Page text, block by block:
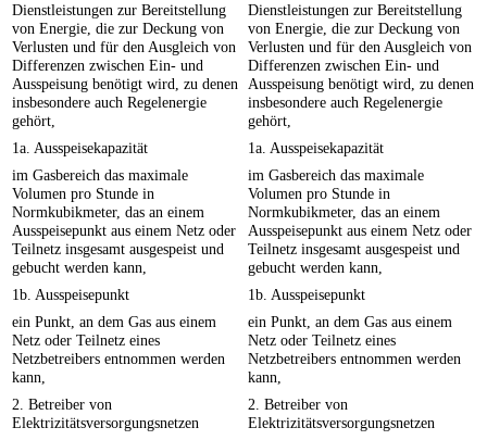
Dienstleistungen zur Bereitstellung
von Energie, die zur Deckung von
Verlusten und für den Ausgleich von
Differenzen zwischen Ein- und
Ausspeisung benötigt wird, zu denen
insbesondere auch Regelenergie
gehört,
Dienstleistungen zur Bereitstellung
von Energie, die zur Deckung von
Verlusten und für den Ausgleich von
Differenzen zwischen Ein- und
Ausspeisung benötigt wird, zu denen
insbesondere auch Regelenergie
gehört,
1a. Ausspeisekapazität
1a. Ausspeisekapazität
im Gasbereich das maximale
Volumen pro Stunde in
Normkubikmeter, das an einem
Ausspeisepunkt aus einem Netz oder
Teilnetz insgesamt ausgespeist und
gebucht werden kann,
im Gasbereich das maximale
Volumen pro Stunde in
Normkubikmeter, das an einem
Ausspeisepunkt aus einem Netz oder
Teilnetz insgesamt ausgespeist und
gebucht werden kann,
1b. Ausspeisepunkt
1b. Ausspeisepunkt
ein Punkt, an dem Gas aus einem
Netz oder Teilnetz eines
Netzbetreibers entnommen werden
kann,
ein Punkt, an dem Gas aus einem
Netz oder Teilnetz eines
Netzbetreibers entnommen werden
kann,
2. Betreiber von
Elektrizitätsversorgungsnetzen
2. Betreiber von
Elektrizitätsversorgungsnetzen